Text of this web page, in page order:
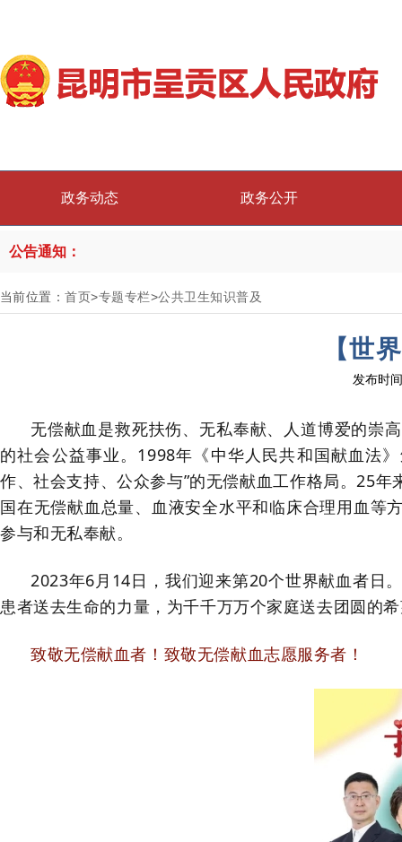
政务动态 政务公开
公告通知：
当前位置：首页>专题专栏>公共卫生知识普及
【世
发布时
无偿献血是救死扶伤、无私奉献、人道博爱的崇
的社会公益事业。1998年《中华人民共和国献血法
作、社会支持、公众参与”的无偿献血工作格局。25
国在无偿献血总量、血液安全水平和临床合理用血等
参与和无私奉献。
2023年6月14日，我们迎来第20个世界献血者日
患者送去生命的力量，为千千万万个家庭送去团圆的
致敬无偿献血者！致敬无偿献血志愿服务者！